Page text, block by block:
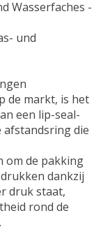
Wasserfaches -
und
de markt, is het
een lip-seal-
afstandsring die
om de pakking
dankzij
druk staat,
rond de